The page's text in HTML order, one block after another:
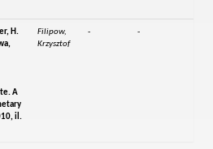
H.
A
il.
Filipow,
Krzysztof
- -